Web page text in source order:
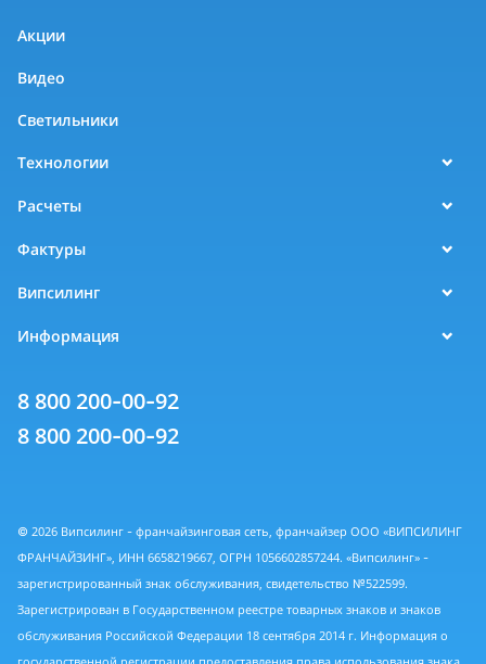
Акции
Видео
Светильники
Технологии
Расчеты
Фактуры
Випсилинг
Информация
8 800 200-00-92
8 800 200-00-92
© 2026 Випсилинг - франчайзинговая сеть, франчайзер ООО «ВИПСИЛИНГ
ФРАНЧАЙЗИНГ», ИНН 6658219667, ОГРН 1056602857244. «Випсилинг» -
зарегистрированный знак обслуживания, свидетельство №522599.
Зарегистрирован в Государственном реестре товарных знаков и знаков
обслуживания Российской Федерации 18 сентября 2014 г. Информация о